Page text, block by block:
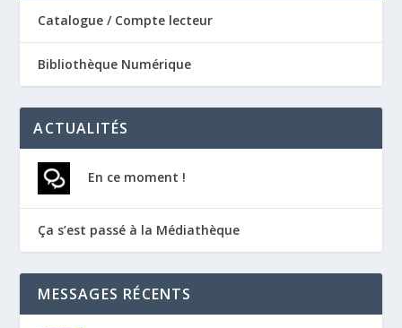
Catalogue / Compte lecteur
Bibliothèque Numérique
ACTUALITÉS
En ce moment !
Ça s’est passé à la Médiathèque
MESSAGES RÉCENTS